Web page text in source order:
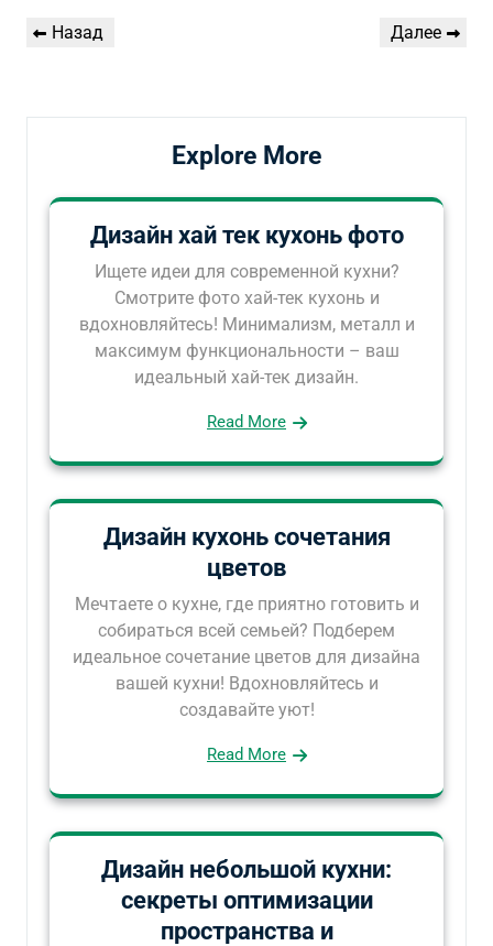
Навигация
Предыдущая
Назад
Следующая
Далее
Explore More
Дизайн хай тек кухонь фото
Ищете идеи для современной кухни?
Смотрите фото хай-тек кухонь и
вдохновляйтесь! Минимализм, металл и
максимум функциональности – ваш
идеальный хай-тек дизайн.
Read More
Дизайн кухонь сочетания
цветов
Мечтаете о кухне, где приятно готовить и
собираться всей семьей? Подберем
идеальное сочетание цветов для дизайна
вашей кухни! Вдохновляйтесь и
создавайте уют!
Read More
Дизайн небольшой кухни:
секреты оптимизации
пространства и